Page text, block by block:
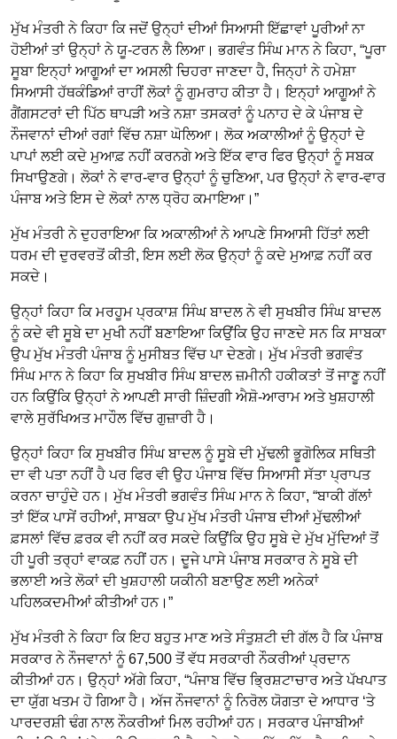
ਮੁੱਖ ਮੰਤਰੀ ਨੇ ਕਿਹਾ ਕਿ ਜਦੋਂ ਉਨ੍ਹਾਂ ਦੀਆਂ ਸਿਆਸੀ ਇੱਛਾਵਾਂ ਪੂਰੀਆਂ ਨਾ
ਹੋਈਆਂ ਤਾਂ ਉਨ੍ਹਾਂ ਨੇ ਯੂ-ਟਰਨ ਲੈ ਲਿਆ। ਭਗਵੰਤ ਸਿੰਘ ਮਾਨ ਨੇ ਕਿਹਾ, “ਪੂਰਾ
ਸੂਬਾ ਇਨ੍ਹਾਂ ਆਗੂਆਂ ਦਾ ਅਸਲੀ ਚਿਹਰਾ ਜਾਣਦਾ ਹੈ, ਜਿਨ੍ਹਾਂ ਨੇ ਹਮੇਸ਼ਾ
ਸਿਆਸੀ ਹੱਥਕੰਡਿਆਂ ਰਾਹੀਂ ਲੋਕਾਂ ਨੂੰ ਗੁਮਰਾਹ ਕੀਤਾ ਹੈ। ਇਨ੍ਹਾਂ ਆਗੂਆਂ ਨੇ
ਗੈਂਗਸਟਰਾਂ ਦੀ ਪਿੱਠ ਥਾਪੜੀ ਅਤੇ ਨਸ਼ਾ ਤਸਕਰਾਂ ਨੂੰ ਪਨਾਹ ਦੇ ਕੇ ਪੰਜਾਬ ਦੇ
ਨੌਜਵਾਨਾਂ ਦੀਆਂ ਰਗਾਂ ਵਿੱਚ ਨਸ਼ਾ ਘੋਲਿਆ। ਲੋਕ ਅਕਾਲੀਆਂ ਨੂੰ ਉਨ੍ਹਾਂ ਦੇ
ਪਾਪਾਂ ਲਈ ਕਦੇ ਮੁਆਫ਼ ਨਹੀਂ ਕਰਨਗੇ ਅਤੇ ਇੱਕ ਵਾਰ ਫਿਰ ਉਨ੍ਹਾਂ ਨੂੰ ਸਬਕ
ਸਿਖਾਉਣਗੇ। ਲੋਕਾਂ ਨੇ ਵਾਰ-ਵਾਰ ਉਨ੍ਹਾਂ ਨੂੰ ਚੁਣਿਆ, ਪਰ ਉਨ੍ਹਾਂ ਨੇ ਵਾਰ-ਵਾਰ
ਪੰਜਾਬ ਅਤੇ ਇਸ ਦੇ ਲੋਕਾਂ ਨਾਲ ਧ੍ਰੋਹ ਕਮਾਇਆ।”
ਮੁੱਖ ਮੰਤਰੀ ਨੇ ਦੁਹਰਾਇਆ ਕਿ ਅਕਾਲੀਆਂ ਨੇ ਆਪਣੇ ਸਿਆਸੀ ਹਿੱਤਾਂ ਲਈ
ਧਰਮ ਦੀ ਦੁਰਵਰਤੋਂ ਕੀਤੀ, ਇਸ ਲਈ ਲੋਕ ਉਨ੍ਹਾਂ ਨੂੰ ਕਦੇ ਮੁਆਫ਼ ਨਹੀਂ ਕਰ
ਸਕਦੇ।
ਉਨ੍ਹਾਂ ਕਿਹਾ ਕਿ ਮਰਹੂਮ ਪ੍ਰਕਾਸ਼ ਸਿੰਘ ਬਾਦਲ ਨੇ ਵੀ ਸੁਖਬੀਰ ਸਿੰਘ ਬਾਦਲ
ਨੂੰ ਕਦੇ ਵੀ ਸੂਬੇ ਦਾ ਮੁਖੀ ਨਹੀਂ ਬਣਾਇਆ ਕਿਉਂਕਿ ਉਹ ਜਾਣਦੇ ਸਨ ਕਿ ਸਾਬਕਾ
ਉਪ ਮੁੱਖ ਮੰਤਰੀ ਪੰਜਾਬ ਨੂੰ ਮੁਸੀਬਤ ਵਿੱਚ ਪਾ ਦੇਣਗੇ। ਮੁੱਖ ਮੰਤਰੀ ਭਗਵੰਤ
ਸਿੰਘ ਮਾਨ ਨੇ ਕਿਹਾ ਕਿ ਸੁਖਬੀਰ ਸਿੰਘ ਬਾਦਲ ਜ਼ਮੀਨੀ ਹਕੀਕਤਾਂ ਤੋਂ ਜਾਣੂ ਨਹੀਂ
ਹਨ ਕਿਉਂਕਿ ਉਨ੍ਹਾਂ ਨੇ ਆਪਣੀ ਸਾਰੀ ਜ਼ਿੰਦਗੀ ਐਸ਼ੋ-ਆਰਾਮ ਅਤੇ ਖੁਸ਼ਹਾਲੀ
ਵਾਲੇ ਸੁਰੱਖਿਅਤ ਮਾਹੌਲ ਵਿੱਚ ਗੁਜ਼ਾਰੀ ਹੈ।
ਉਨ੍ਹਾਂ ਕਿਹਾ ਕਿ ਸੁਖਬੀਰ ਸਿੰਘ ਬਾਦਲ ਨੂੰ ਸੂਬੇ ਦੀ ਮੁੱਢਲੀ ਭੂਗੋਲਿਕ ਸਥਿਤੀ
ਦਾ ਵੀ ਪਤਾ ਨਹੀਂ ਹੈ ਪਰ ਫਿਰ ਵੀ ਉਹ ਪੰਜਾਬ ਵਿੱਚ ਸਿਆਸੀ ਸੱਤਾ ਪ੍ਰਾਪਤ
ਕਰਨਾ ਚਾਹੁੰਦੇ ਹਨ। ਮੁੱਖ ਮੰਤਰੀ ਭਗਵੰਤ ਸਿੰਘ ਮਾਨ ਨੇ ਕਿਹਾ, “ਬਾਕੀ ਗੱਲਾਂ
ਤਾਂ ਇੱਕ ਪਾਸੇਂ ਰਹੀਆਂ, ਸਾਬਕਾ ਉਪ ਮੁੱਖ ਮੰਤਰੀ ਪੰਜਾਬ ਦੀਆਂ ਮੁੱਢਲੀਆਂ
ਫ਼ਸਲਾਂ ਵਿੱਚ ਫ਼ਰਕ ਵੀ ਨਹੀਂ ਕਰ ਸਕਦੇ ਕਿਉਂਕਿ ਉਹ ਸੂਬੇ ਦੇ ਮੁੱਖ ਮੁੱਦਿਆਂ ਤੋਂ
ਹੀ ਪੂਰੀ ਤਰ੍ਹਾਂ ਵਾਕਫ਼ ਨਹੀਂ ਹਨ। ਦੂਜੇ ਪਾਸੇ ਪੰਜਾਬ ਸਰਕਾਰ ਨੇ ਸੂਬੇ ਦੀ
ਭਲਾਈ ਅਤੇ ਲੋਕਾਂ ਦੀ ਖੁਸ਼ਹਾਲੀ ਯਕੀਨੀ ਬਣਾਉਣ ਲਈ ਅਨੇਕਾਂ
ਪਹਿਲਕਦਮੀਆਂ ਕੀਤੀਆਂ ਹਨ।”
ਮੁੱਖ ਮੰਤਰੀ ਨੇ ਕਿਹਾ ਕਿ ਇਹ ਬਹੁਤ ਮਾਣ ਅਤੇ ਸੰਤੁਸ਼ਟੀ ਦੀ ਗੱਲ ਹੈ ਕਿ ਪੰਜਾਬ
ਸਰਕਾਰ ਨੇ ਨੌਜਵਾਨਾਂ ਨੂੰ 67,500 ਤੋਂ ਵੱਧ ਸਰਕਾਰੀ ਨੌਕਰੀਆਂ ਪ੍ਰਦਾਨ
ਕੀਤੀਆਂ ਹਨ। ਉਨ੍ਹਾਂ ਅੱਗੇ ਕਿਹਾ, “ਪੰਜਾਬ ਵਿੱਚ ਭ੍ਰਿਸ਼ਟਾਚਾਰ ਅਤੇ ਪੱਖਪਾਤ
ਦਾ ਯੁੱਗ ਖਤਮ ਹੋ ਗਿਆ ਹੈ। ਅੱਜ ਨੌਜਵਾਨਾਂ ਨੂੰ ਨਿਰੋਲ ਯੋਗਤਾ ਦੇ ਆਧਾਰ ‘ਤੇ
ਪਾਰਦਰਸ਼ੀ ਢੰਗ ਨਾਲ ਨੌਕਰੀਆਂ ਮਿਲ ਰਹੀਆਂ ਹਨ। ਸਰਕਾਰ ਪੰਜਾਬੀਆਂ